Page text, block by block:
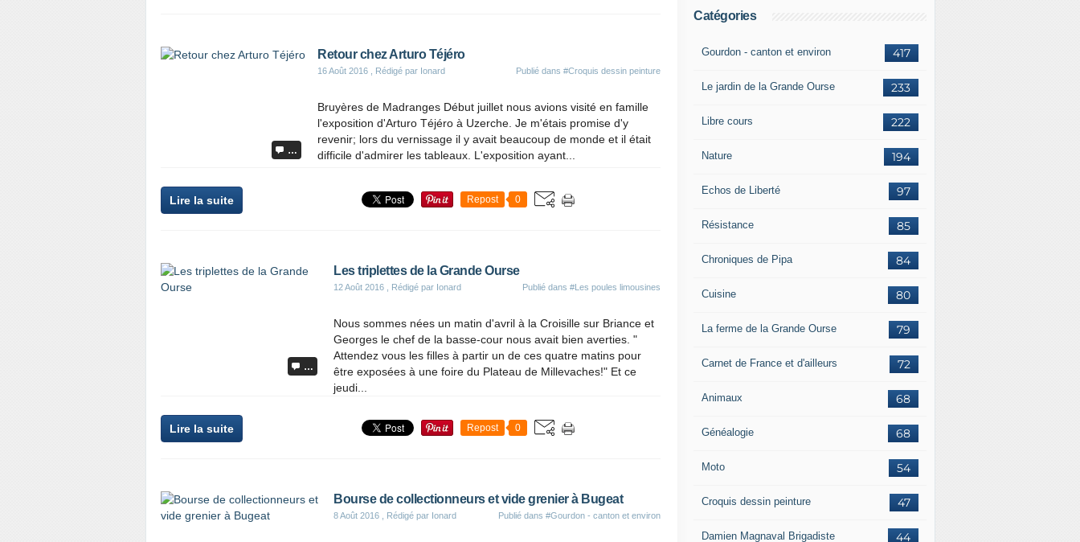
…
Retour chez Arturo Téjéro
16 Août 2016 , Rédigé par Ionard Publié dans #Croquis dessin peinture
Bruyères de Madranges Début juillet nous avions visité en famille
l'exposition d'Arturo Téjéro à Uzerche. Je m'étais promise d'y
revenir; lors du vernissage il y avait beaucoup de monde et il était
difficile d'admirer les tableaux. L'exposition ayant...
Lire la suite Repost 0
…
Les triplettes de la Grande Ourse
12 Août 2016 , Rédigé par Ionard Publié dans #Les poules limousines
Nous sommes nées un matin d'avril à la Croisille sur Briance et
Georges le chef de la basse-cour nous avait bien averties. "
Attendez vous les filles à partir un de ces quatre matins pour
être exposées à une foire du Plateau de Millevaches!" Et ce
jeudi...
Lire la suite Repost 0
Bourse de collectionneurs et vide grenier à Bugeat
8 Août 2016 , Rédigé par Ionard Publié dans #Gourdon - canton et environ
Catégories
417
Gourdon - canton et environ
233
Le jardin de la Grande Ourse
222
Libre cours
194
Nature
97
Echos de Liberté
85
Résistance
84
Chroniques de Pipa
80
Cuisine
79
La ferme de la Grande Ourse
72
Carnet de France et d'ailleurs
68
Animaux
68
Généalogie
54
Moto
47
Croquis dessin peinture
44
Damien Magnaval Brigadiste